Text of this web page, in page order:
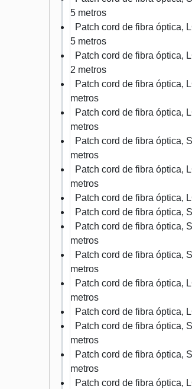
5 metros
Patch cord de fibra óptica,
5 metros
Patch cord de fibra óptica,
2 metros
Patch cord de fibra óptica,
metros
Patch cord de fibra óptica,
metros
Patch cord de fibra óptica,
metros
Patch cord de fibra óptica,
metros
Patch cord de fibra óptica,
Patch cord de fibra óptica,
Patch cord de fibra óptica,
metros
Patch cord de fibra óptica,
metros
Patch cord de fibra óptica,
metros
Patch cord de fibra óptica,
Patch cord de fibra óptica,
metros
Patch cord de fibra óptica,
metros
Patch cord de fibra óptica,